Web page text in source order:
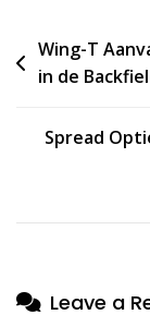
Post
navigation
Wing-T
in de
Spread
Leave a